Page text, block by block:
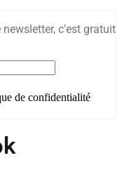
c’est gratuit
de confidentialité